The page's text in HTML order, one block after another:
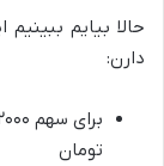
حالا بیایم ببینیم
دارن:
تومان